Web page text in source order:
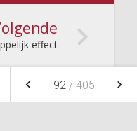
effect
FAVORIETEN
keyboard_arrow_left 92 / 405 keyboard_arrow_right